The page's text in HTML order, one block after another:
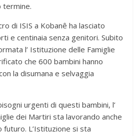
termine.
di ISIS a Kobanê ha lasciato
e centinaia senza genitori. Subito
l’ Istituzione delle Famiglie
che 600 bambini hanno
la disumana e selvaggia
urgenti di questi bambini, l’
dei Martiri sta lavorando anche
L’Istituzione si sta